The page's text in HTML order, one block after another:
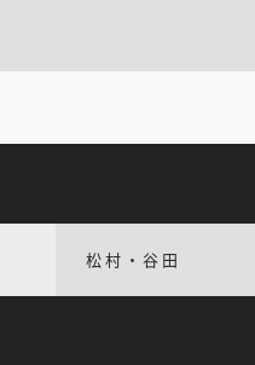
松村・谷田